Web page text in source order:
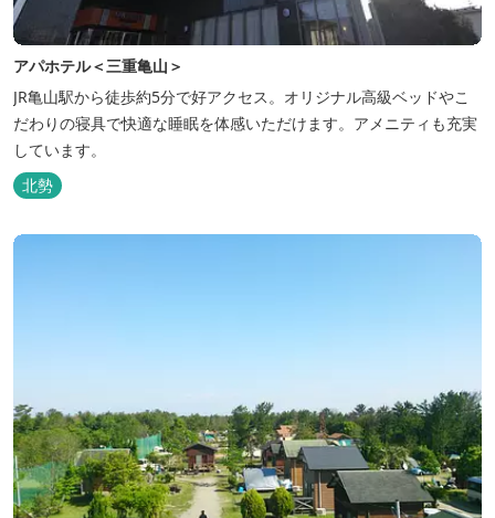
アパホテル＜三重亀山＞
JR亀山駅から徒歩約5分で好アクセス。オリジナル高級ベッドやこ
だわりの寝具で快適な睡眠を体感いただけます。アメニティも充実
しています。
北勢